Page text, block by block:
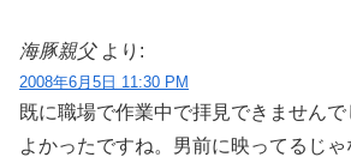
海豚親父 より:
2008年6月5日 11:30 PM
既に職場で作業中で拝見できませんで
よかったですね。男前に映ってるじゃ